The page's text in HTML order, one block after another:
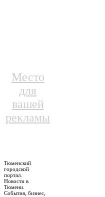
Место
для
вашей
рекламы
Тюменский
городской
портал.
Новости в
Тюмени.
События, бизнес,